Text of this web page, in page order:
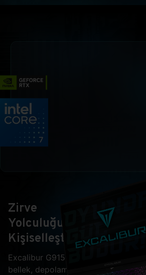
Zirve
Yolculuğunuzu
Kişiselleştirin
Excalibur G915 ile ekran kartı,
bellek, depolama ve hatta ekran